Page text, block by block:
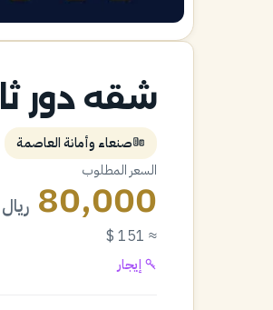
شقه دور
صنعاء وأمانة العاصمة
السعر المطلوب
80,000 ريال
≈ 151 $
إيجار